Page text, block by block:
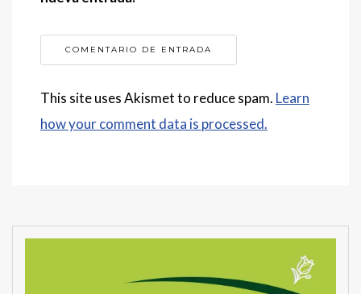
This site uses Akismet to reduce spam. Learn
how your comment data is processed.